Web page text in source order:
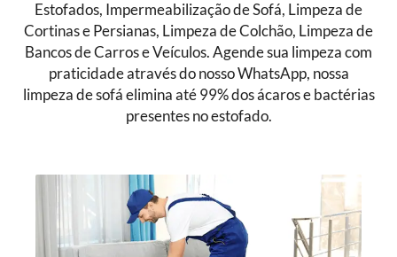
Estofados, Impermeabilização de Sofá, Limpeza de
Cortinas e Persianas, Limpeza de Colchão, Limpeza de
Bancos de Carros e Veículos. Agende sua limpeza com
praticidade através do nosso WhatsApp, nossa
limpeza de sofá elimina até 99% dos ácaros e bactérias
presentes no estofado.